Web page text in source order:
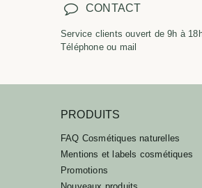
CONTACT
Service clients ouvert de 9h à
Téléphone ou mail
PRODUITS
FAQ Cosmétiques naturelles
Mentions et labels cosmétiques
Promotions